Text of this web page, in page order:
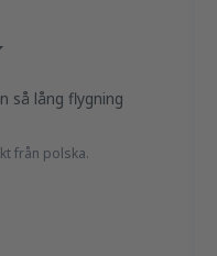
så lång flygning
från polska.